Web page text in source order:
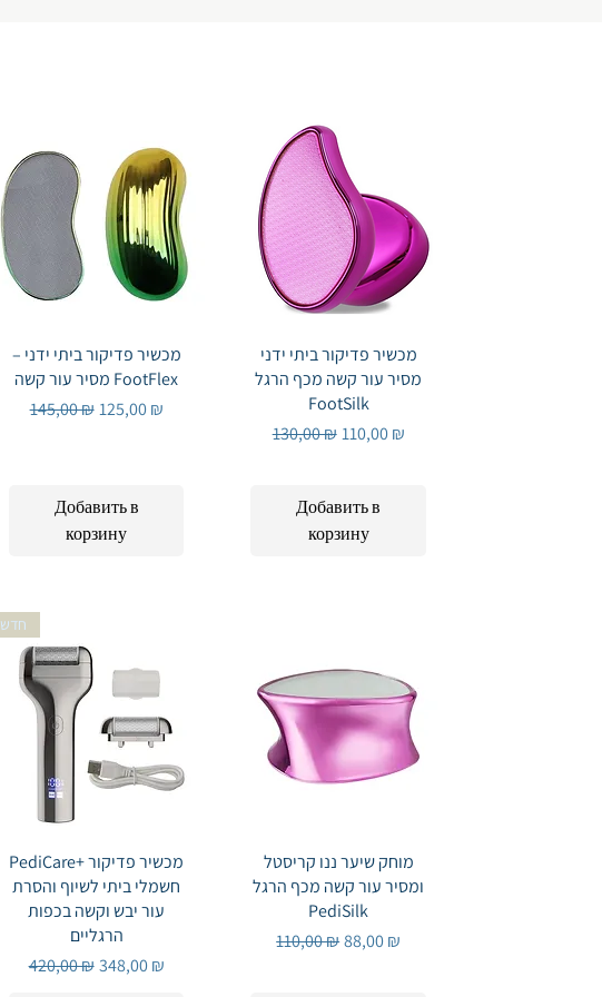
Быстрый просмотр
מכשיר פדיקור ביתי ידני –
מסיר עור קשה FootFlex
Обычная цена
145,00 ₪ Цена со скидкой
125,00 ₪
Добавить в
корзину
Быстрый просмотр
מכשיר פדיקור ביתי ידני
מסיר עור קשה מכף הרגל
FootSilk
Обычная цена
130,00 ₪ Цена со скидкой
110,00 ₪
Добавить в
корзину
Быстрый просмотр
חדש
PediCare+ מכשיר פדיקור
חשמלי ביתי לשיוף והסרת
עור יבש וקשה בכפות
הרגליים
Обычная цена
420,00 ₪ Цена со скидкой
348,00 ₪
Быстрый просмотр
מוחק שיער ננו קריסטל
ומסיר עור קשה מכף הרגל
PediSilk
Обычная цена
110,00 ₪Цена со скидкой
88,00 ₪